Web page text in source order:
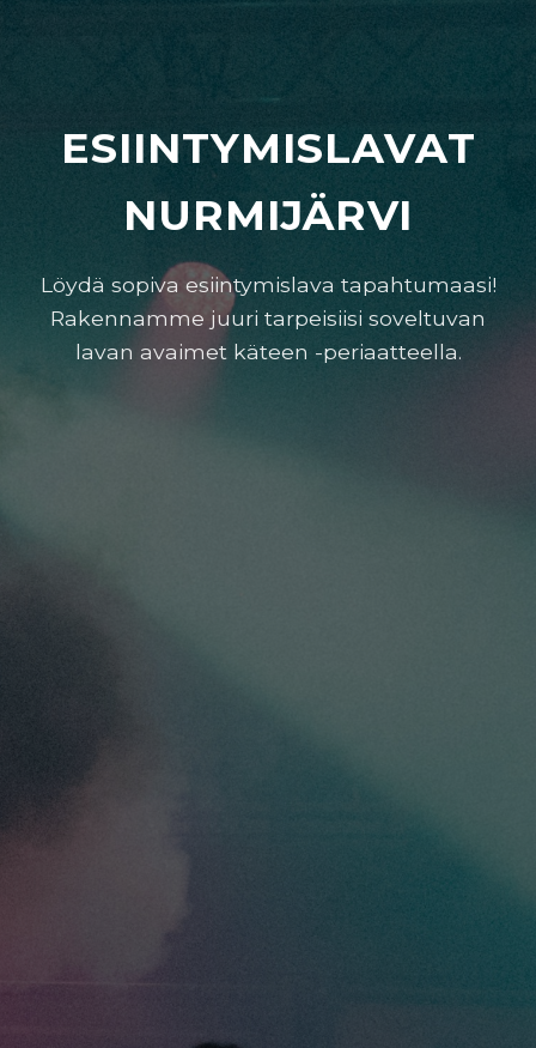
ESIINTYMISLAVAT
NURMIJÄRVI
Löydä sopiva esiintymislava tapahtumaasi!
Rakennamme juuri tarpeisiisi soveltuvan
lavan avaimet käteen -periaatteella.